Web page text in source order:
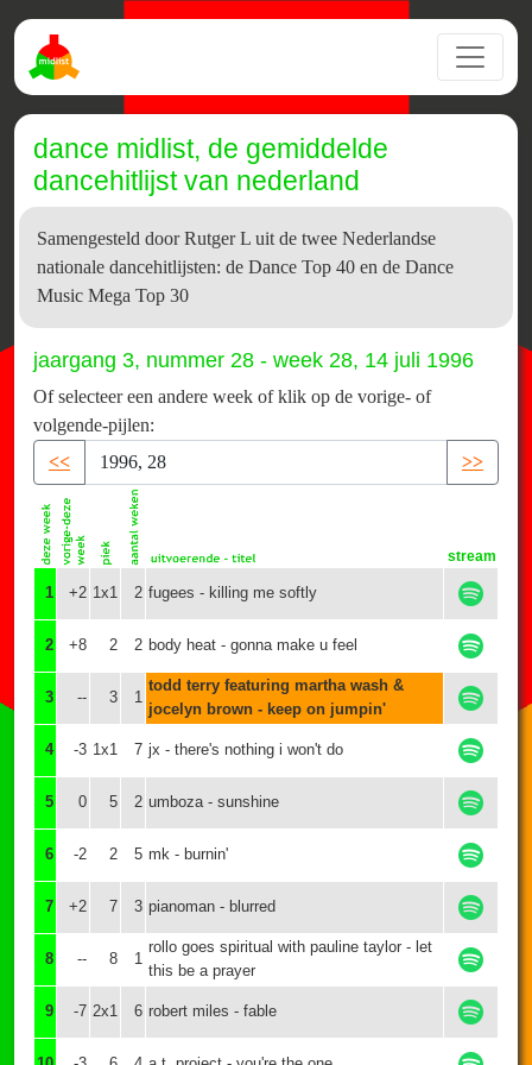
dance midlist, de gemiddelde
dancehitlijst van nederland
Samengesteld door Rutger L uit de twee Nederlandse
nationale dancehitlijsten: de Dance Top 40 en de Dance
Music Mega Top 30
jaargang 3, nummer 28 - week 28, 14 juli 1996
Of selecteer een andere week of klik op de vorige- of
volgende-pijlen:
<<
>>
stream
1 +2 1x1 2 fugees - killing me softly
2 +8 2 2 body heat - gonna make u feel
3 -- 3 1
todd terry featuring martha wash &
jocelyn brown - keep on jumpin'
4 -3 1x1 7 jx - there's nothing i won't do
5 0 5 2 umboza - sunshine
6 -2 2 5 mk - burnin'
7 +2 7 3 pianoman - blurred
8 -- 8 1
rollo goes spiritual with pauline taylor - let
this be a prayer
9 -7 2x1 6 robert miles - fable